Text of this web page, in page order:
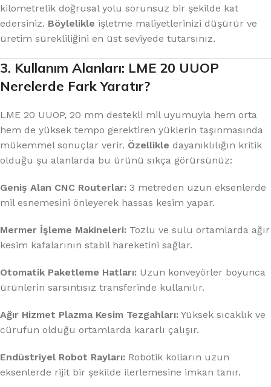
kilometrelik doğrusal yolu sorunsuz bir şekilde kat
edersiniz. Böylelikle işletme maliyetlerinizi düşürür ve
üretim sürekliliğini en üst seviyede tutarsınız.
3. Kullanım Alanları: LME 20 UUOP
Nerelerde Fark Yaratır?
LME 20 UUOP, 20 mm destekli mil uyumuyla hem orta
hem de yüksek tempo gerektiren yüklerin taşınmasında
mükemmel sonuçlar verir. Özellikle dayanıklılığın kritik
olduğu şu alanlarda bu ürünü sıkça görürsünüz:
Geniş Alan CNC Routerlar: 3 metreden uzun eksenlerde
mil esnemesini önleyerek hassas kesim yapar.
Mermer İşleme Makineleri: Tozlu ve sulu ortamlarda ağır
kesim kafalarının stabil hareketini sağlar.
Otomatik Paketleme Hatları: Uzun konveyörler boyunca
ürünlerin sarsıntısız transferinde kullanılır.
Ağır Hizmet Plazma Kesim Tezgahları: Yüksek sıcaklık ve
cürufun olduğu ortamlarda kararlı çalışır.
Endüstriyel Robot Rayları: Robotik kolların uzun
eksenlerde rijit bir şekilde ilerlemesine imkan tanır.